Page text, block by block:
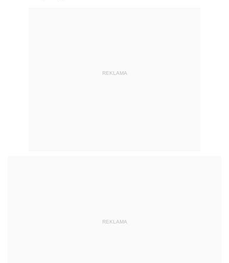
REKLAMA
REKLAMA